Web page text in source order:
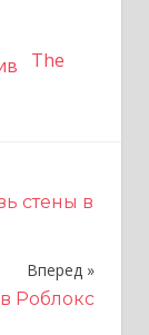
The
стены в
Вперед
Роблокс